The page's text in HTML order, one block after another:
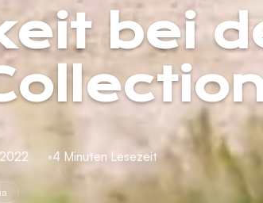
bei
4 Minuten Lesezeit